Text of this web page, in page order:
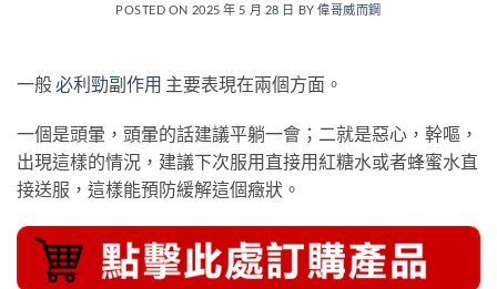
POSTED ON 2025 年 5 月 28 日 BY偉哥威而鋼
一般必利勁副作用 主要表現在兩個方面。
一個是頭暈，頭暈的話建議平躺一會；二就是惡心，幹嘔，
出現這樣的情況，建議下次服用直接用紅糖水或者蜂蜜水直
接送服，這樣能預防緩解這個癥狀。